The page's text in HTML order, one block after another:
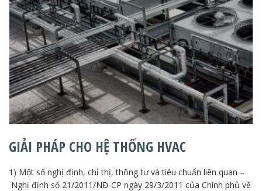
GIẢI PHÁP CHO HỆ THỐNG HVAC
1) Một số nghị định, chỉ thị, thông tư và tiêu chuẩn liên quan –
Nghị định số 21/2011/NĐ-CP ngày 29/3/2011 của Chính phủ về